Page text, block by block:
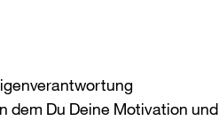
dem Du Deine Motivation und